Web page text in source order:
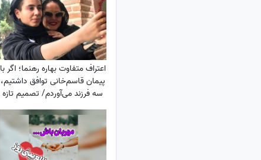
اعتراف متفاوت بهاره رهنما؛ اگر با
پیمان قاسم‌خانی توافق داشتیم،
سه فرزند می‌آوردم/ تصمیم تازه
برای ازدواج